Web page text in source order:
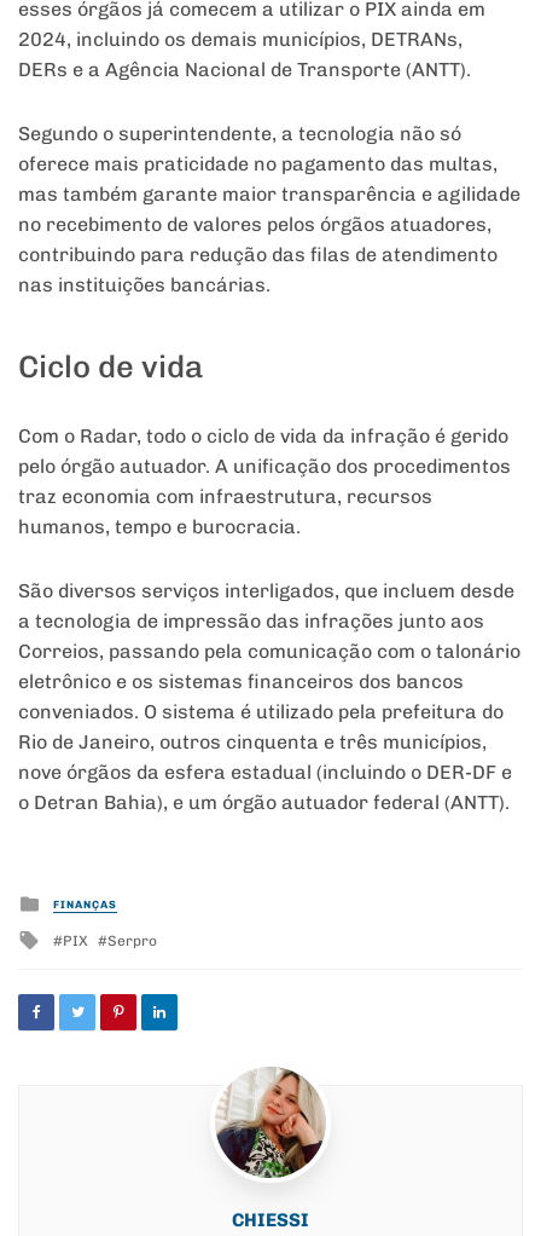
esses órgãos já comecem a utilizar o PIX ainda em
2024, incluindo os demais municípios, DETRANs,
DERs e a Agência Nacional de Transporte (ANTT).
Segundo o superintendente, a tecnologia não só
oferece mais praticidade no pagamento das multas,
mas também garante maior transparência e agilidade
no recebimento de valores pelos órgãos atuadores,
contribuindo para redução das filas de atendimento
nas instituições bancárias.
Ciclo de vida
Com o Radar, todo o ciclo de vida da infração é gerido
pelo órgão autuador. A unificação dos procedimentos
traz economia com infraestrutura, recursos
humanos, tempo e burocracia.
São diversos serviços interligados, que incluem desde
a tecnologia de impressão das infrações junto aos
Correios, passando pela comunicação com o talonário
eletrônico e os sistemas financeiros dos bancos
conveniados. O sistema é utilizado pela prefeitura do
Rio de Janeiro, outros cinquenta e três municípios,
nove órgãos da esfera estadual (incluindo o DER-DF e
o Detran Bahia), e um órgão autuador federal (ANTT).
Posted
in
FINANÇAS
Tagged
PIX Serpro
CHIESSI